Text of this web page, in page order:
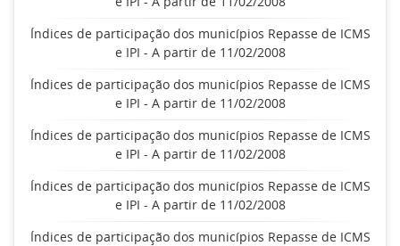
Índices de participação dos municípios Repasse de ICMS
e IPI - A partir de 11/02/2008
Índices de participação dos municípios Repasse de ICMS
e IPI - A partir de 11/02/2008
Índices de participação dos municípios Repasse de ICMS
e IPI - A partir de 11/02/2008
Índices de participação dos municípios Repasse de ICMS
e IPI - A partir de 11/02/2008
Índices de participação dos municípios Repasse de ICMS